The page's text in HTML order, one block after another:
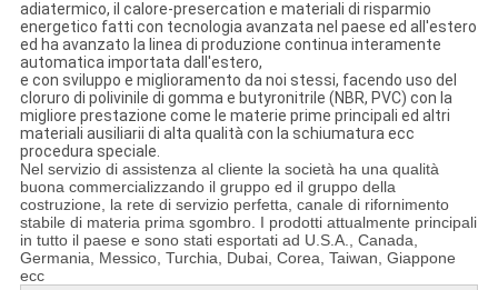
adiatermico, il calore-presercation e materiali di risparmio
energetico fatti con tecnologia avanzata nel paese ed all'estero
ed ha avanzato la linea di produzione continua interamente
automatica importata dall'estero,
e con sviluppo e miglioramento da noi stessi, facendo uso del
cloruro di polivinile di gomma e butyronitrile (NBR, PVC) con la
migliore prestazione come le materie prime principali ed altri
materiali ausiliarii di alta qualità con la schiumatura ecc
procedura speciale.
Nel servizio di assistenza al cliente la società ha una qualità
buona commercializzando il gruppo ed il gruppo della
costruzione, la rete di servizio perfetta, canale di rifornimento
stabile di materia prima sgombro. I prodotti attualmente principali
in tutto il paese e sono stati esportati ad U.S.A., Canada,
Germania, Messico, Turchia, Dubai, Corea, Taiwan, Giappone
ecc